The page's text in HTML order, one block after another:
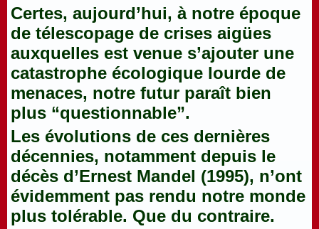
Certes, aujourd’hui, à notre époque
de télescopage de crises aigües
auxquelles est venue s’ajouter une
catastrophe écologique lourde de
menaces, notre futur paraît bien
plus “questionnable”.
Les évolutions de ces dernières
décennies, notamment depuis le
décès d’Ernest Mandel (1995), n’ont
évidemment pas rendu notre monde
plus tolérable. Que du contraire.